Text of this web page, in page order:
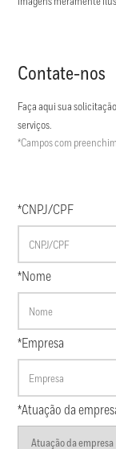
Contate-nos
Faça aqui sua
serviços.
*Campos com
*CNPJ/CPF
*Nome
*Empresa
*Atuação da